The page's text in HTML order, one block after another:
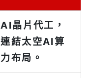
AI晶片代工，
連結太空AI算
力布局。